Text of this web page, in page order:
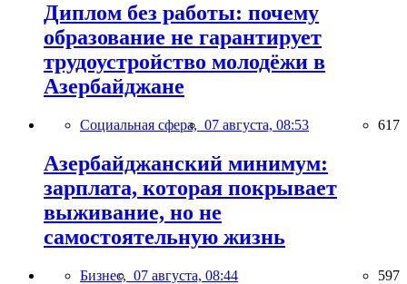
Диплом без работы: почему
образование не гарантирует
трудоустройство молодёжи в
Азербайджане
Социальная сфера, 07 августа, 08:53 617
Азербайджанский минимум:
зарплата, которая покрывает
выживание, но не
самостоятельную жизнь
Бизнес, 07 августа, 08:44 597